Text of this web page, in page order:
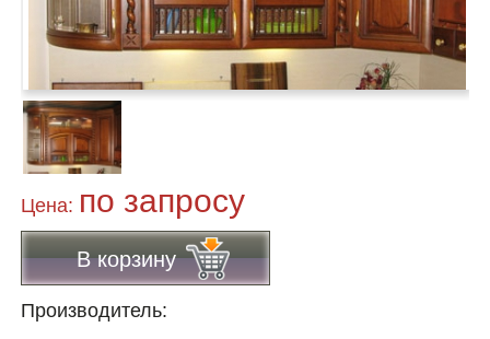
Цена: по запросу
В корзину
Производитель: